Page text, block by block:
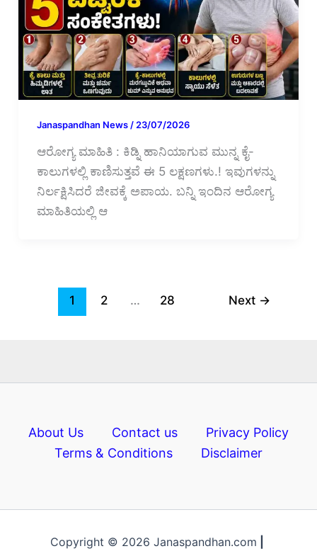
Janaspandhan News / 23/07/2026
ಆರೋಗ್ಯ ಮಾಹಿತಿ : ಕಿಡ್ನಿ ಹಾನಿಯಾಗುವ ಮುನ್ನ ಕೈ-
ಕಾಲುಗಳಲ್ಲಿ ಕಾಣಿಸುತ್ತವೆ ಈ 5 ಲಕ್ಷಣಗಳು.! ಇವುಗಳನ್ನು
ನಿರ್ಲಕ್ಷಿಸಿದರೆ ಜೀವಕ್ಕೆ ಅಪಾಯ. ಬನ್ನಿ ಇಂದಿನ ಆರೋಗ್ಯ
ಮಾಹಿತಿಯಲ್ಲಿ ಆ
1 2 … 28 Next →
About Us Contact us
Privacy Policy
Terms & Conditions
Disclaimer
Copyright © 2026 Janaspandhan.com